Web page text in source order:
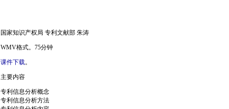
国家知识产权局 专利文献部 朱涛
WMV格式。75分钟
课件下载。
主要内容
专利信息分析概念
专利信息分析方法